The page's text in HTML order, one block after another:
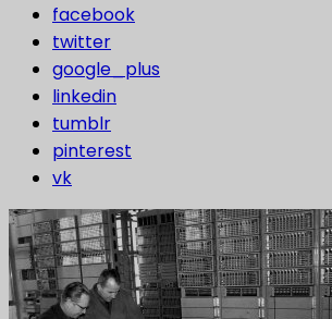
facebook
twitter
google_plus
linkedin
tumblr
pinterest
vk